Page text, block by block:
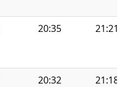
20:35 21:21
20:32 21:18